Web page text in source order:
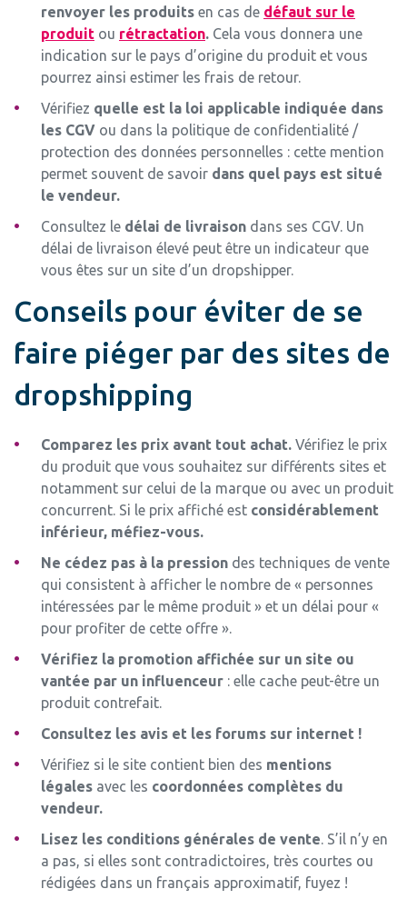
renvoyer les produits en cas de défaut sur le
produit ou rétractation. Cela vous donnera une
indication sur le pays d’origine du produit et vous
pourrez ainsi estimer les frais de retour.
Vérifiez quelle est la loi applicable indiquée dans
les CGV ou dans la politique de confidentialité /
protection des données personnelles : cette mention
permet souvent de savoir dans quel pays est situé
le vendeur.
Consultez le délai de livraison dans ses CGV. Un
délai de livraison élevé peut être un indicateur que
vous êtes sur un site d’un dropshipper.
Conseils pour éviter de se
faire piéger par des sites de
dropshipping
Comparez les prix avant tout achat. Vérifiez le prix
du produit que vous souhaitez sur différents sites et
notamment sur celui de la marque ou avec un produit
concurrent. Si le prix affiché est considérablement
inférieur, méfiez-vous.
Ne cédez pas à la pression des techniques de vente
qui consistent à afficher le nombre de « personnes
intéressées par le même produit » et un délai pour «
pour profiter de cette offre ».
Vérifiez la promotion affichée sur un site ou
vantée par un influenceur : elle cache peut-être un
produit contrefait.
Consultez les avis et les forums sur internet !
Vérifiez si le site contient bien des mentions
légales avec les coordonnées complètes du
vendeur.
Lisez les conditions générales de vente. S’il n’y en
a pas, si elles sont contradictoires, très courtes ou
rédigées dans un français approximatif, fuyez !